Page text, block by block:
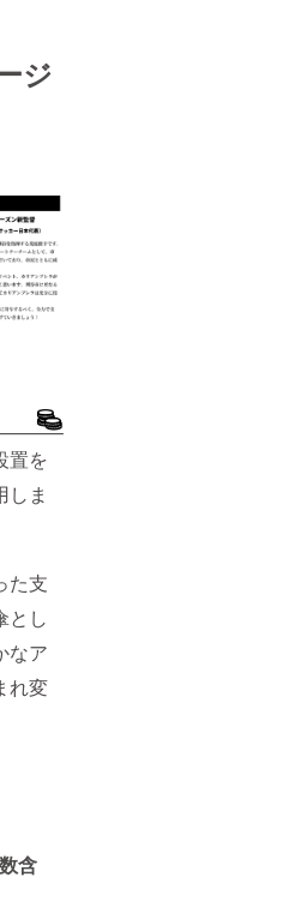
ジ
置を
しま
た支
とし
なア
れ変
含